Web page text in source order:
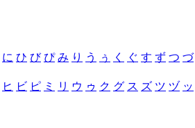
に ひ び ぴ み り う ぅ く ぐ す ず つ づ
ヒ ビ ピ ミ リ ウ ゥ ク グ ス ズ ツ ヅ ッ